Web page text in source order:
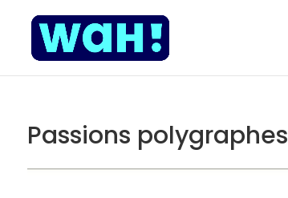
Passions polygraphes